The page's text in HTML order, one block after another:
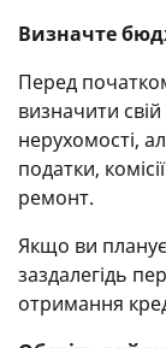
Визначте
Перед
визначити
нерухомості,
податки,
ремонт.
Якщо ви
заздалегідь
отримання